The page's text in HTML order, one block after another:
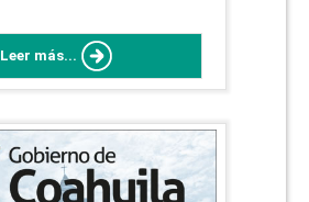
Leer más...